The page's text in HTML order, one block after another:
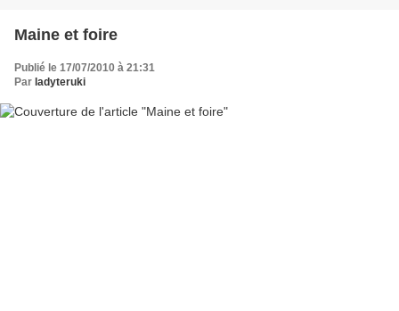
Maine et foire
Publié le 17/07/2010 à 21:31
Par ladyteruki